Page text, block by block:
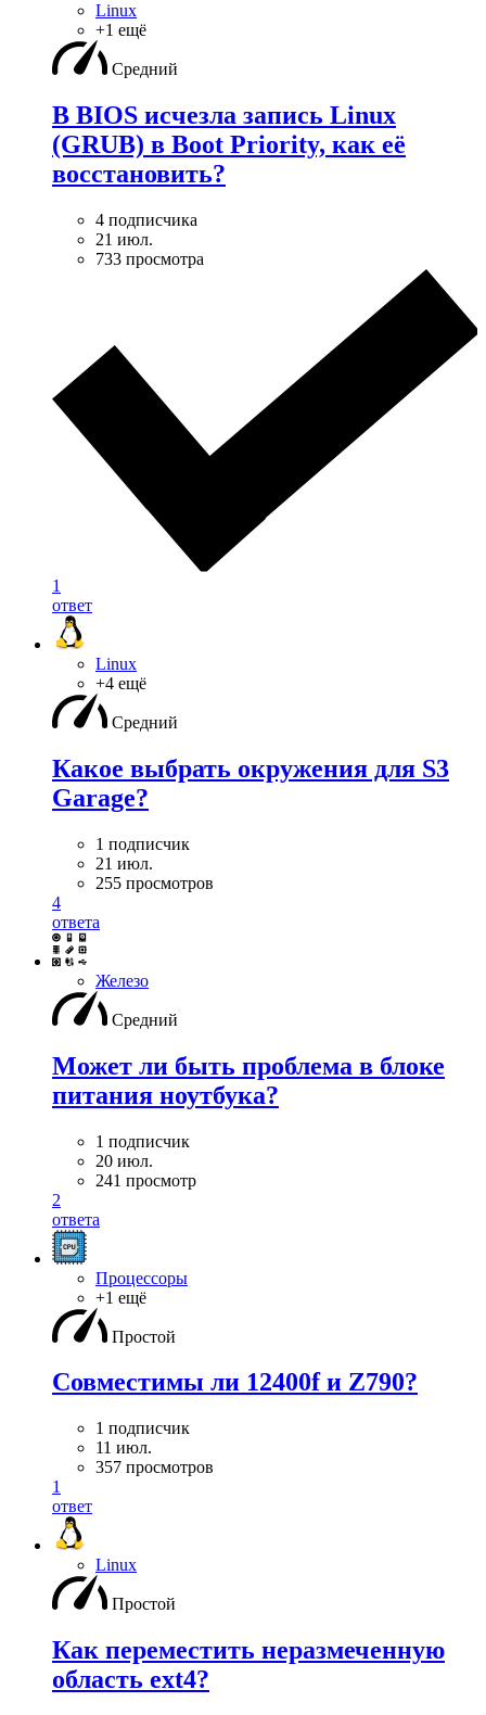
Linux
+1 ещё
Средний
В BIOS исчезла запись Linux
(GRUB) в Boot Priority, как её
восстановить?
4 подписчика
21 июл.
733 просмотра
1
ответ
Linux
+4 ещё
Средний
Какое выбрать окружения для S3
Garage?
1 подписчик
21 июл.
255 просмотров
4
ответа
Железо
Средний
Может ли быть проблема в блоке
питания ноутбука?
1 подписчик
20 июл.
241 просмотр
2
ответа
Процессоры
+1 ещё
Простой
Совместимы ли 12400f и Z790?
1 подписчик
11 июл.
357 просмотров
1
ответ
Linux
Простой
Как переместить неразмеченную
область ext4?